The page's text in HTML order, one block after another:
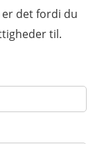
det fordi du
til.